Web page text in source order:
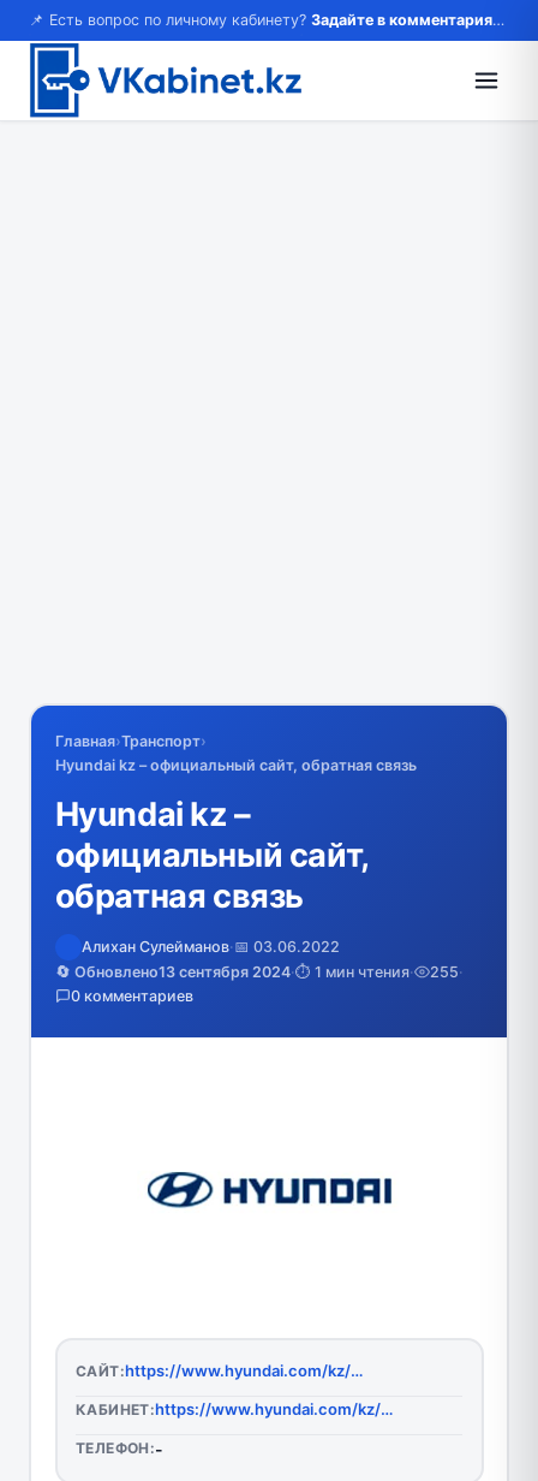
📌 Есть вопрос по личному кабинету? Задайте в комментариях — ответим!
Главная›Транспорт›
Hyundai kz – официальный сайт, обратная связь
Hyundai kz –
официальный сайт,
обратная связь
Алихан Сулейманов·📅 03.06.2022
🔄 Обновлено13 сентября 2024·⏱️ 1 мин чтения· 255·
0 комментариев
САЙТ: https://www.hyundai.com/kz/ru
КАБИНЕТ: https://www.hyundai.com/kz/ru
ТЕЛЕФОН:-